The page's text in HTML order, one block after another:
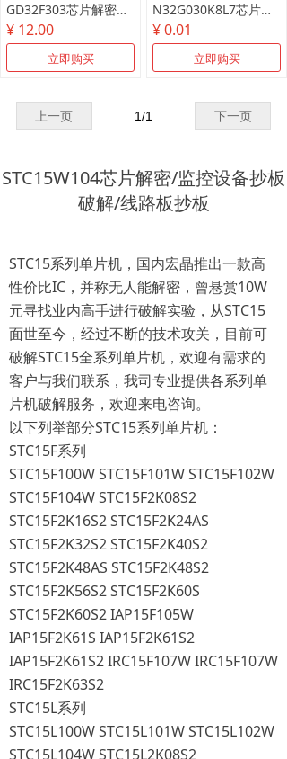
GD32F303芯片解密测试样片/可代烧录
¥ 12.00
立即购买
N32G030K8L7芯片解密测试样片
¥ 0.01
立即购买
上一页 下一页
1/1
STC15W104芯片解密/监控设备抄板
破解/线路板抄板
STC15系列单片机，国内宏晶推出一款高
性价比IC，并称无人能解密，曾悬赏10W
元寻找业内高手进行破解实验，从STC15
面世至今，经过不断的技术攻关，目前可
破解STC15全系列单片机，欢迎有需求的
客户与我们联系，我司专业提供各系列单
片机破解服务，欢迎来电咨询。
以下列举部分STC15系列单片机：
STC15F系列
STC15F100W STC15F101W STC15F102W
STC15F104W STC15F2K08S2
STC15F2K16S2 STC15F2K24AS
STC15F2K32S2 STC15F2K40S2
STC15F2K48AS STC15F2K48S2
STC15F2K56S2 STC15F2K60S
STC15F2K60S2 IAP15F105W
IAP15F2K61S IAP15F2K61S2
IAP15F2K61S2 IRC15F107W IRC15F107W
IRC15F2K63S2
STC15L系列
STC15L100W STC15L101W STC15L102W
STC15L104W STC15L2K08S2